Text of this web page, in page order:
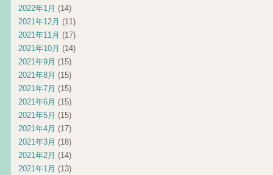
2022年1月 (14)
2021年12月 (11)
2021年11月 (17)
2021年10月 (14)
2021年9月 (15)
2021年8月 (15)
2021年7月 (15)
2021年6月 (15)
2021年5月 (15)
2021年4月 (17)
2021年3月 (18)
2021年2月 (14)
2021年1月 (13)